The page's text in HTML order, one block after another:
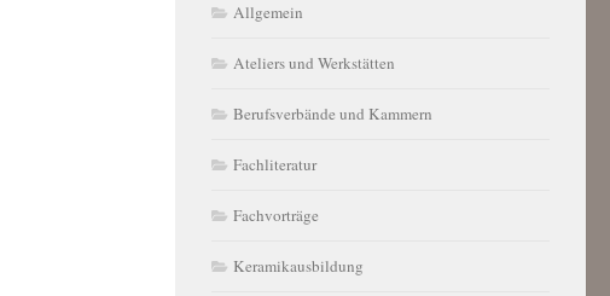
Allgemein
Ateliers und Werkstätten
Berufsverbände und Kammern
Fachliteratur
Fachvorträge
Keramikausbildung